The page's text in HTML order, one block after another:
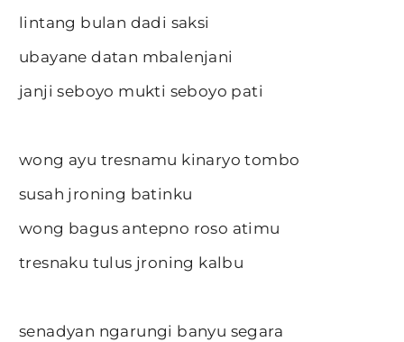
lintang bulan dadi saksi
ubayane datan mbalenjani
janji seboyo mukti seboyo pati
wong ayu tresnamu kinaryo tombo
susah jroning batinku
wong bagus antepno roso atimu
tresnaku tulus jroning kalbu
senadyan ngarungi banyu segara